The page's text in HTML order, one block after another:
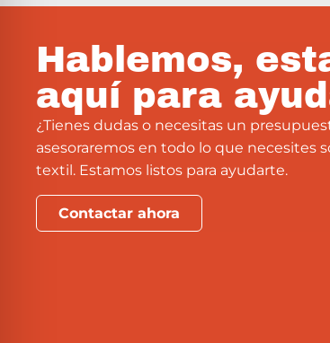
Hablemos,
aquí para
¿Tienes dudas o necesitas un
asesoraremos en todo lo que necesites
textil. Estamos listos para ayudarte.
Contactar ahora